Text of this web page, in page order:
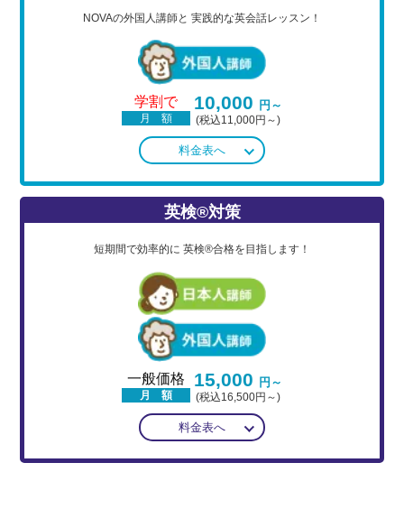
NOVAの外国人講師と 実践的な英会話レッスン！
学割で
月 額
10,000 円～
(税込11,000円～)
料金表へ
英検®対策
短期間で効率的に 英検®合格を目指します！
一般価格
月 額
15,000 円～
(税込16,500円～)
料金表へ